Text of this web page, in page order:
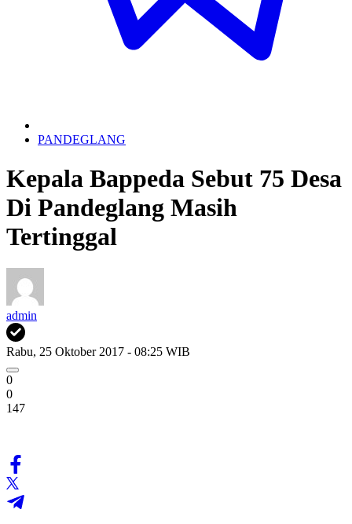
PANDEGLANG
Kepala Bappeda Sebut 75 Desa
Di Pandeglang Masih
Tertinggal
admin
Rabu, 25 Oktober 2017 - 08:25 WIB
0
0
147